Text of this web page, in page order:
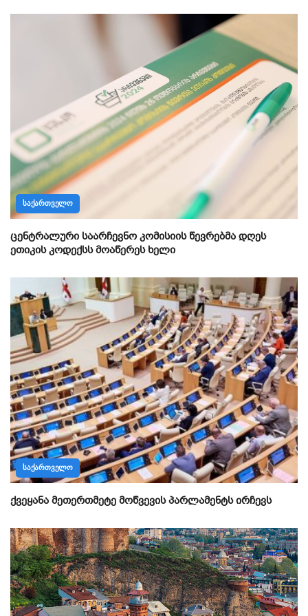
ᲡᲐᲥᲐᲠᲗᲕᲔᲚᲝ
ცენტრალური საარჩევნო კომისიის წევრებმა დღეს
ეთიკის კოდექსს მოაწერეს ხელი
ᲡᲐᲥᲐᲠᲗᲕᲔᲚᲝ
ქვეყანა მეთერთმეტე მოწვევის პარლამენტს ირჩევს